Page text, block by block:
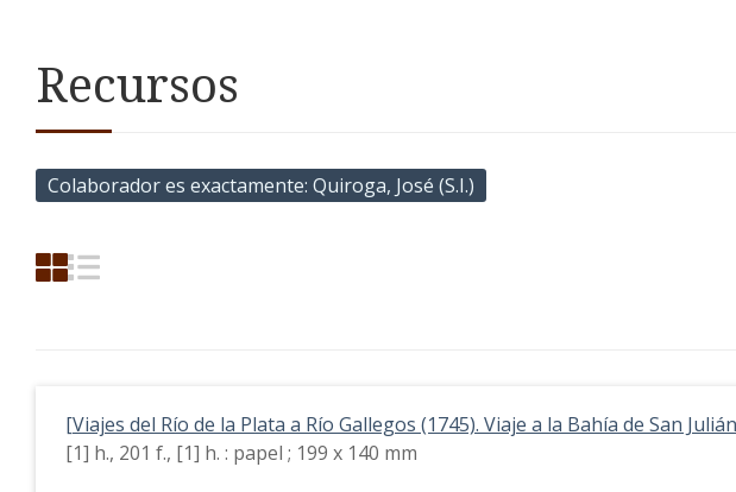
Recursos
Colaborador es exactamente Quiroga, José (S.I.)
[Viajes del Río de la Plata a Río Gallegos (1745). Viaje a la Bahía de San
[1] h., 201 f., [1] h. : papel ; 199 x 140 mm